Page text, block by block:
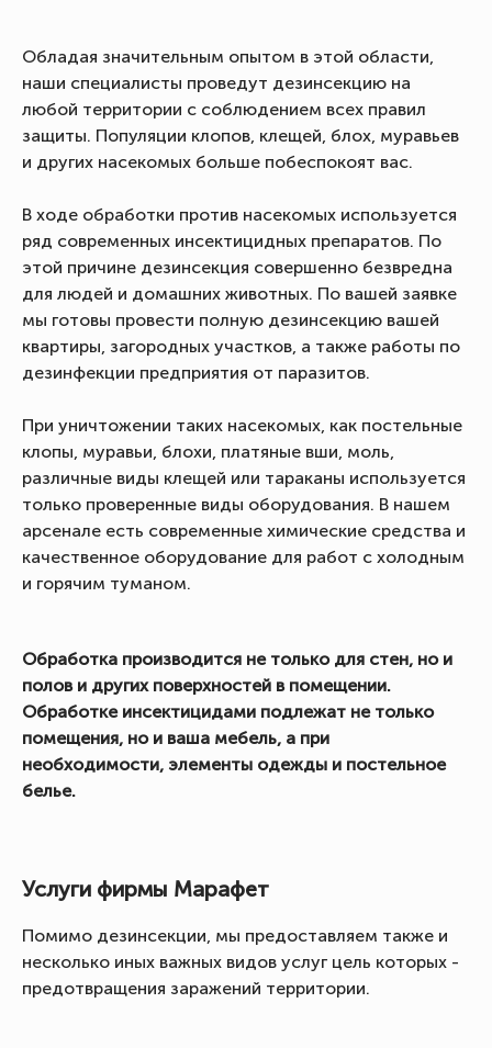
Обладая значительным опытом в этой области,
наши специалисты проведут дезинсекцию на
любой территории с соблюдением всех правил
защиты. Популяции клопов, клещей, блох, муравьев
и других насекомых больше побеспокоят вас.
В ходе обработки против насекомых используется
ряд современных инсектицидных препаратов. По
этой причине дезинсекция совершенно безвредна
для людей и домашних животных. По вашей заявке
мы готовы провести полную дезинсекцию вашей
квартиры, загородных участков, а также работы по
дезинфекции предприятия от паразитов.
При уничтожении таких насекомых, как постельные
клопы, муравьи, блохи, платяные вши, моль,
различные виды клещей или тараканы используется
только проверенные виды оборудования. В нашем
арсенале есть современные химические средства и
качественное оборудование для работ с холодным
и горячим туманом.
Обработка производится не только для стен, но и
полов и других поверхностей в помещении.
Обработке инсектицидами подлежат не только
помещения, но и ваша мебель, а при
необходимости, элементы одежды и постельное
белье.
Услуги фирмы Марафет
Помимо дезинсекции, мы предоставляем также и
несколько иных важных видов услуг цель которых -
предотвращения заражений территории.